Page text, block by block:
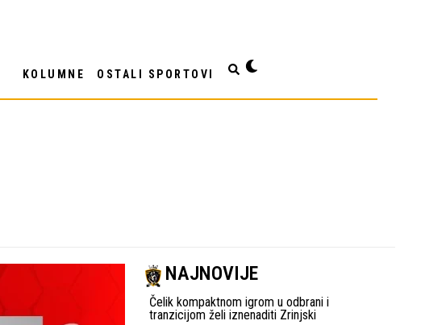
KOLUMNE OSTALI SPORTOVI
NAJNOVIJE
Čelik kompaktnom igrom u odbrani i
tranzicijom želi iznenaditi Zrinjski